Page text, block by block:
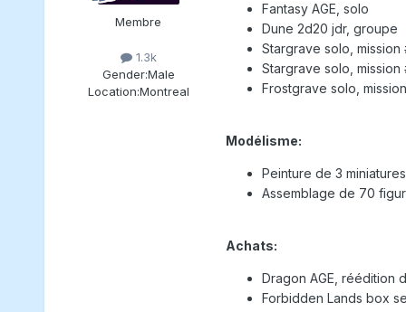
Membre
1.3k
Gender:Male
Location:Montreal
Fantasy AGE, solo
Dune 2d20 jdr, groupe
Stargrave solo,
Stargrave solo, mission
Frostgrave solo,
Modélisme:
Peinture de 3
Assemblage de 70
Achats:
Dragon AGE, réédition
Forbidden Lands box